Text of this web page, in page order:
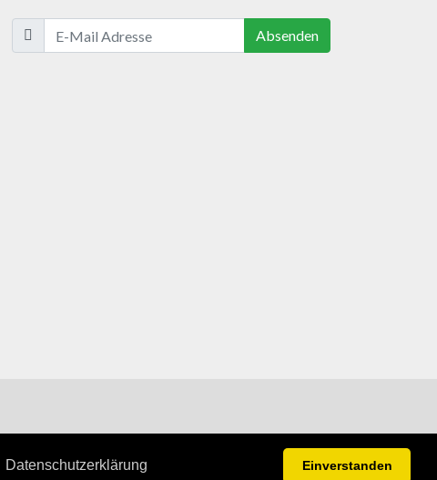
Datenschutzerklärung Einverstanden
Absenden